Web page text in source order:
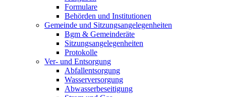
Formulare
Behörden und Institutionen
Gemeinde und Sitzungsangelegenheiten
Bgm & Gemeinderäte
Sitzungsangelegenheiten
Protokolle
Ver- und Entsorgung
Abfallentsorgung
Wasserversorgung
Abwasserbeseitigung